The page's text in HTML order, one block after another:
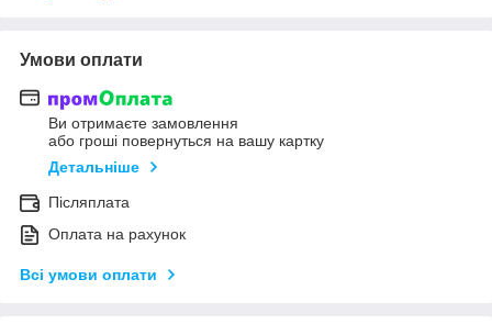
Умови оплати
Ви отримаєте замовлення
або гроші повернуться на вашу картку
Детальніше
Післяплата
Оплата на рахунок
Всі умови оплати